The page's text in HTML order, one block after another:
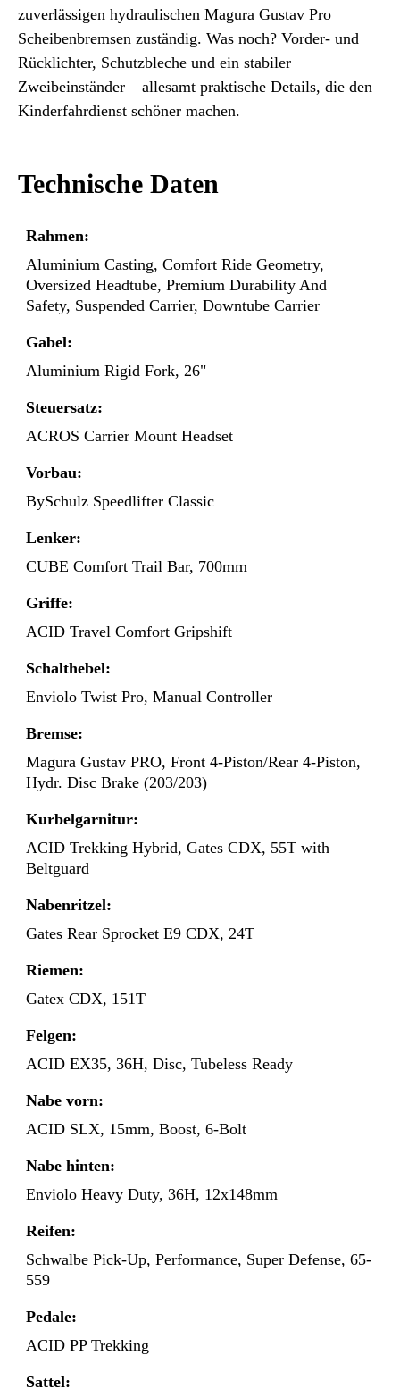
zuverlässigen hydraulischen Magura Gustav Pro
Scheibenbremsen zuständig. Was noch? Vorder- und
Rücklichter, Schutzbleche und ein stabiler
Zweibeinständer – allesamt praktische Details, die den
Kinderfahrdienst schöner machen.
Technische Daten
Rahmen:
Aluminium Casting, Comfort Ride Geometry,
Oversized Headtube, Premium Durability And
Safety, Suspended Carrier, Downtube Carrier
Gabel:
Aluminium Rigid Fork, 26"
Steuersatz:
ACROS Carrier Mount Headset
Vorbau:
BySchulz Speedlifter Classic
Lenker:
CUBE Comfort Trail Bar, 700mm
Griffe:
ACID Travel Comfort Gripshift
Schalthebel:
Enviolo Twist Pro, Manual Controller
Bremse:
Magura Gustav PRO, Front 4-Piston/Rear 4-Piston,
Hydr. Disc Brake (203/203)
Kurbelgarnitur:
ACID Trekking Hybrid, Gates CDX, 55T with
Beltguard
Nabenritzel:
Gates Rear Sprocket E9 CDX, 24T
Riemen:
Gatex CDX, 151T
Felgen:
ACID EX35, 36H, Disc, Tubeless Ready
Nabe vorn:
ACID SLX, 15mm, Boost, 6-Bolt
Nabe hinten:
Enviolo Heavy Duty, 36H, 12x148mm
Reifen:
Schwalbe Pick-Up, Performance, Super Defense, 65-
559
Pedale:
ACID PP Trekking
Sattel: